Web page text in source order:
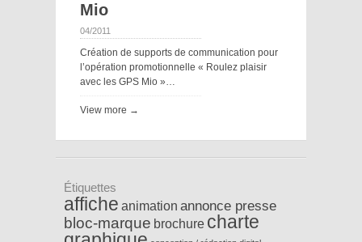
Mio
04/2011
Création de supports de communication pour
l’opération promotionnelle « Roulez plaisir
avec les GPS Mio »…
View more →
Étiquettes
affiche animation annonce presse
bloc-marque brochure charte